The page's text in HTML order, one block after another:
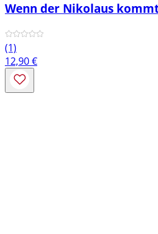
Wenn der Nikolaus
(1)
12,90€